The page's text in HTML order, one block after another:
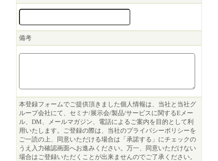
備考
本登録フォームでご提供頂きました個人情報は、当社と当社グ
ループ会社にて、セミナ/展示会/製品/サービスに関するEメー
ル、DM、メールマガジン、電話によるご案内を目的として利
用いたします。ご登録の際は、当社のプライバシーポリシーを
ご一読の上、同意いただける場合は「承諾する」にチェックの
うえ入力確認画面へお進みください。万一、同意いただけない
場合はご登録いただくことが出来ませんのでご了承ください。